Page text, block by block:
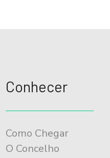
Conhecer
Como Chegar
O Concelho